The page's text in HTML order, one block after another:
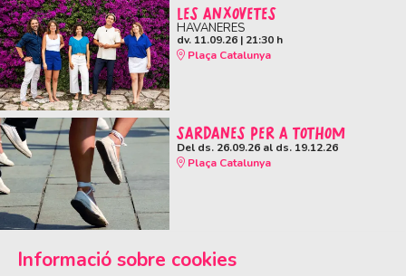
LES ANXOVETES
HAVANERES
dv. 11.09.26| 21:30 h
Plaça Catalunya
SARDANES PER A TOTHOM
Del ds. 26.09.26al ds. 19.12.26
Plaça Catalunya
Informació sobre cookies